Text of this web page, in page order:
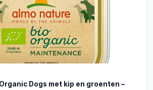
Dogs met kip en groenten –